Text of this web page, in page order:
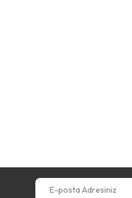
E-posta Adresiniz